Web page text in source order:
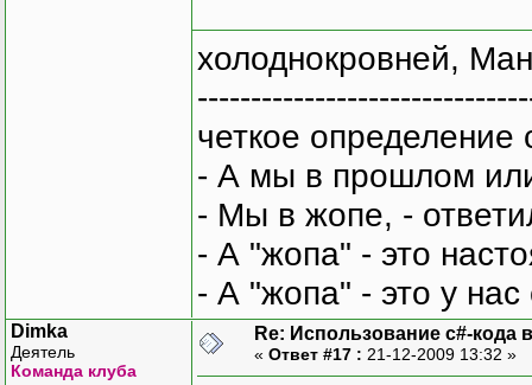
холоднокровней,
четкое
- А мы в прошлом
- Мы в жопе, -
- А "жопа" - это
- А "жопа" - это у
Dimka
Деятель
Команда клуба
Re: Использование c#-кода
« Ответ #17 : 21-12-2009 13:32 »